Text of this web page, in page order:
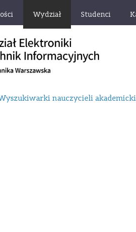
Wydział Studenci
nauczycieli